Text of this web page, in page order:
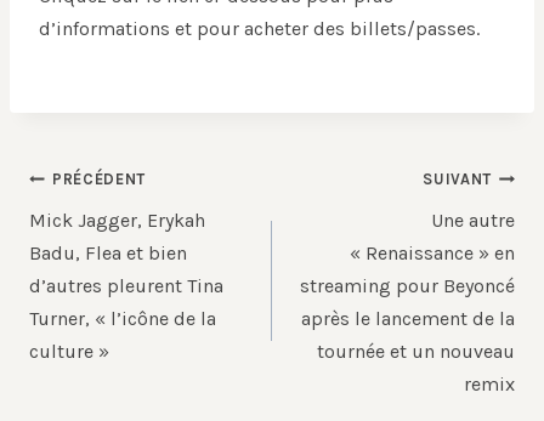
d’informations et pour acheter des billets/passes.
Navigation
de
l’article
PRÉCÉDENT
Mick Jagger, Erykah
Badu, Flea et bien
d’autres pleurent Tina
Turner, « l’icône de la
culture »
SUIVANT
Une autre
« Renaissance » en
streaming pour Beyoncé
après le lancement de la
tournée et un nouveau
remix